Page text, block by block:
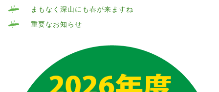
まもなく深山にも春が来ますね
重要なお知らせ